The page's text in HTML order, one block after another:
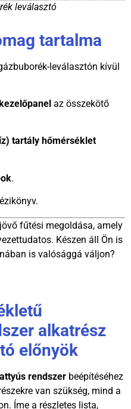
leválasztó
tartalma
leválasztón kívül
az összekötő
tartály hőmérséklet
.
fűtési megoldása, amely
Készen áll Ön is
is valósággá váljon?
alkatrész
előnyök
rendszer beépítéséhez
van szükség, mind a
Íme a részletes lista,